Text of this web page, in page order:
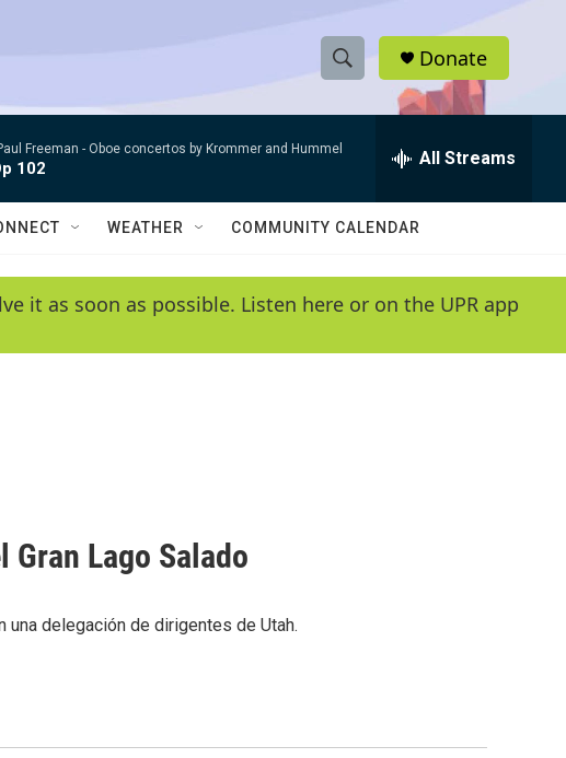
S
h
w
e
e
r
h
Q
y
Donate
Freeman - Oboe concertos by Krommer and Hummel
102 All Streams
WEATHER COMMUNITY CALENDAR
it as soon as possible. Listen here or on the UPR app
Lago Salado
delegación de dirigentes de Utah.